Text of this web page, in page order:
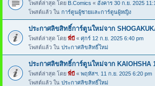
โพสต์ล่าสุด โดย B.Comics « อังคาร 30 ก.ย. 2025
โพสต์แล้ว ใน การ์ตูนผู้ชายและการ์ตูนผู้หญิง
ประกาศลิขสิทธิ์การ์ตูนใหม่จาก
โพสต์ล่าสุด โดย พี่บี « ศุกร์ 12 ก.ย. 2025 6:40 pm
โพสต์แล้ว ใน ประกาศลิขสิทธิ์ใหม่
ประกาศลิขสิทธิ์การ์ตูนใหม่จาก KAIOHSHA
โพสต์ล่าสุด โดย พี่บี « พฤหัสฯ. 11 ก.ย. 2025 6:20 pm
โพสต์แล้ว ใน ประกาศลิขสิทธิ์ใหม่